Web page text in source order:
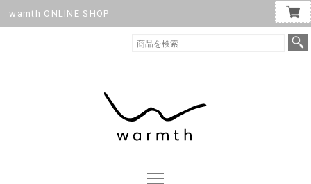
wamth ONLINE SHOP